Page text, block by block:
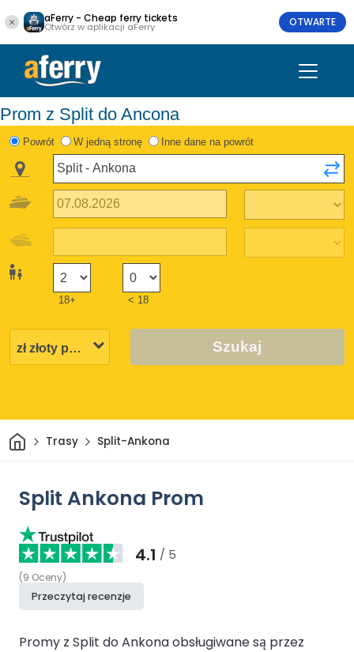
aFerry - Cheap ferry tickets
Otwórz w aplikacji aFerry OTWARTE
Prom z Split do Ancona
Powrót W jedną stronę Inne dane na powrót
18+ < 18
Szukaj
DomTrasy Split-Ankona
Split Ankona Prom
4.1 / 5
(9 Oceny)
Przeczytaj recenzje
Promy z Split do Ankona obsługiwane są przez